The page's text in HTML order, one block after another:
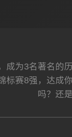
成为3名著名
标赛8强，达
吗？还